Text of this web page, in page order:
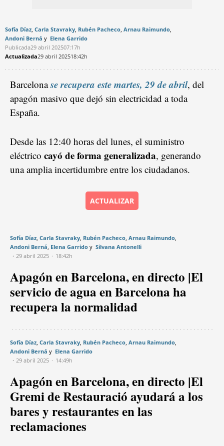
Sofía Díaz Carla Stavraky Rubén Pacheco Arnau Raimundo
Andoni Berná
Elena Garrido
Publicada29 abril 202507:17h
Actualizada29 abril 202518:42h
Barcelonase recupera este martes, 29 de abril, del
apagón masivo que dejó sin electricidad a toda
España.
Desde las 12:40 horas del lunes, el suministro
eléctrico cayó de forma generalizada, generando
una amplia incertidumbre entre los ciudadanos.
ACTUALIZAR
Sofía Díaz Carla Stavraky Rubén Pacheco Arnau Raimundo
Andoni Berná Elena Garrido
Silvana Antonelli
29 abril 2025
18:42h
Apagón en Barcelona, en directo |El
servicio de agua en Barcelona ha
recupera la normalidad
Sofía Díaz Carla Stavraky Rubén Pacheco Arnau Raimundo
Andoni Berná
Elena Garrido
29 abril 2025
14:49h
Apagón en Barcelona, en directo |El
Gremi de Restauració ayudará a los
bares y restaurantes en las
reclamaciones